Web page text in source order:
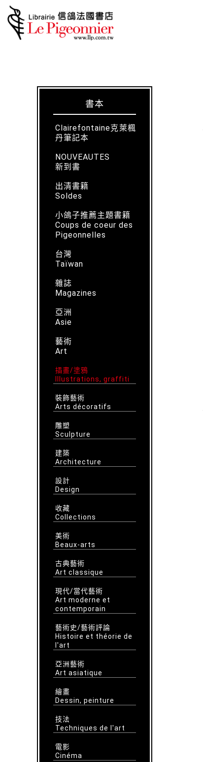
書本
Clairefontaine克萊楓
丹筆記本
NOUVEAUTES
新到書
出清書籍
Soldes
小鴿子推薦主題書籍
Coups de coeur des
Pigeonnelles
台灣
Taïwan
雜誌
Magazines
亞洲
Asie
藝術
Art
插畫/塗鴉
Illustrations, graffiti
裝飾藝術
Arts décoratifs
雕塑
Sculpture
建築
Architecture
設計
Design
收藏
Collections
美術
Beaux-arts
古典藝術
Art classique
現代/當代藝術
Art moderne et
contemporain
藝術史/藝術評論
Histoire et théorie de
l'art
亞洲藝術
Art asiatique
繪畫
Dessin, peinture
技法
Techniques de l'art
電影
Cinéma